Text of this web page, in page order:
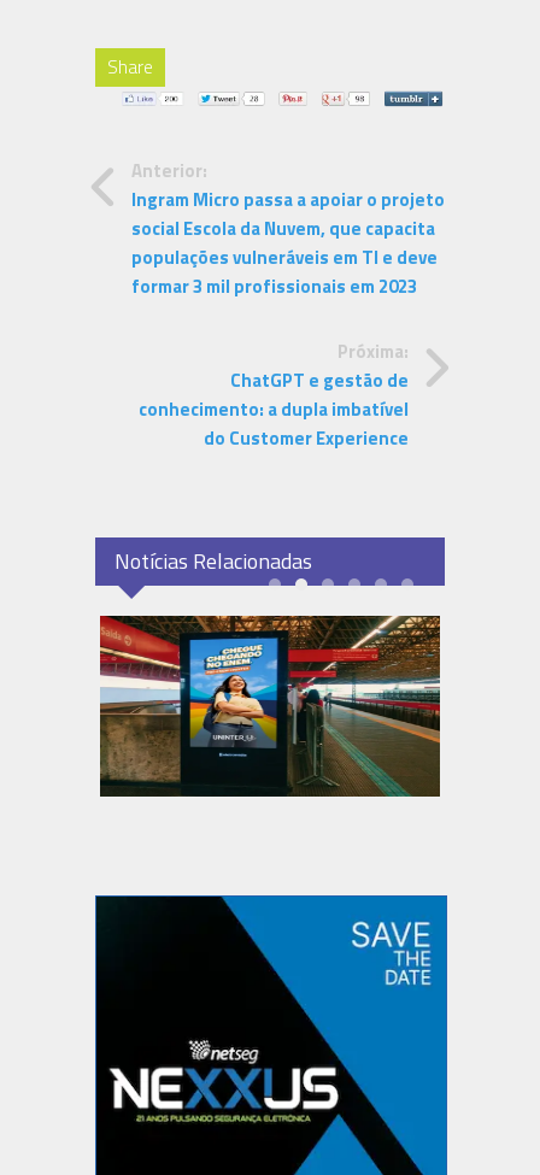
Share
Anterior:
Ingram Micro passa a apoiar o projeto
social Escola da Nuvem, que capacita
populações vulneráveis em TI e deve
formar 3 mil profissionais em 2023
Próxima:
ChatGPT e gestão de
conhecimento: a dupla imbatível
do Customer Experience
Notícias Relacionadas